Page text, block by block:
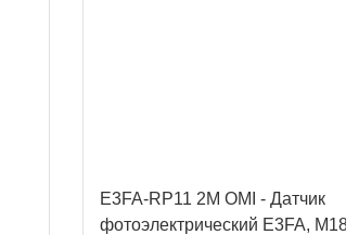
E3FA-RP11 2M OMI - Датчик
фотоэлектрический E3FA,